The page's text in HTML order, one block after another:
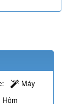
:
Máy
Hôm